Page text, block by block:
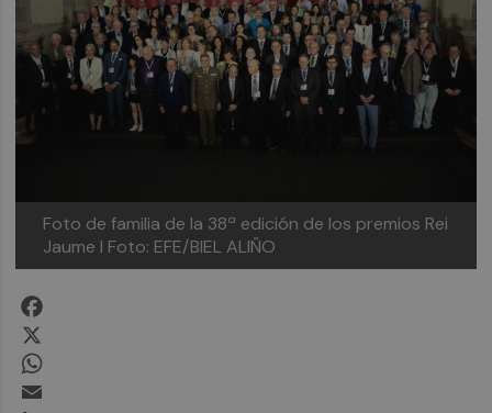
Foto de familia de la 38ª edición de los premios Rei
Jaume I Foto: EFE/BIEL ALIÑO